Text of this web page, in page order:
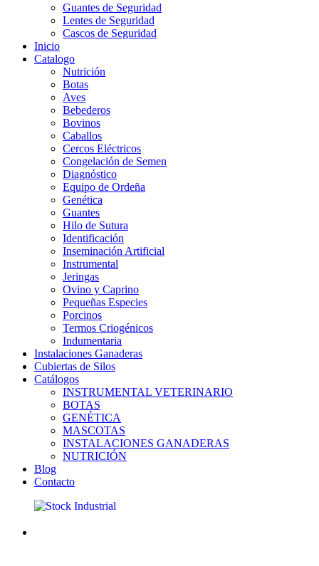
Guantes de Seguridad
Lentes de Seguridad
Cascos de Seguridad
Inicio
Catalogo
Nutrición
Botas
Aves
Bebederos
Bovinos
Caballos
Cercos Eléctricos
Congelación de Semen
Diagnóstico
Equipo de Ordeña
Genética
Guantes
Hilo de Sutura
Identificación
Inseminación Artificial
Instrumental
Jeringas
Ovino y Caprino
Pequeñas Especies
Porcinos
Termos Criogénicos
Indumentaria
Instalaciones Ganaderas
Cubiertas de Silos
Catálogos
INSTRUMENTAL VETERINARIO
BOTAS
GENÉTICA
MASCOTAS
INSTALACIONES GANADERAS
NUTRICIÓN
Blog
Contacto